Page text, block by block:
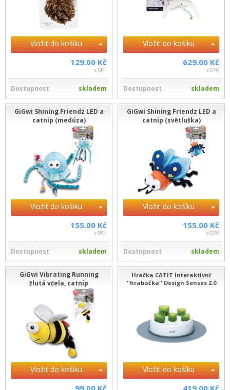
Vložit do košíku
129.00 Kč
s DPH
Dostupnost skladem
Vložit do košíku
629.00 Kč
s DPH
Dostupnost skladem
GiGwi Shining Friendz LED a
catnip (medúza)
Vložit do košíku
155.00 Kč
s DPH
Dostupnost skladem
GiGwi Shining Friendz LED a
catnip (světluška)
Vložit do košíku
155.00 Kč
s DPH
Dostupnost skladem
GiGwi Vibrating Running
žlutá včela, catnip
Vložit do košíku
99.00 Kč
Hračka CATIT interaktivní
''hrabačka'' Design Senses 2.0
Vložit do košíku
419.00 Kč